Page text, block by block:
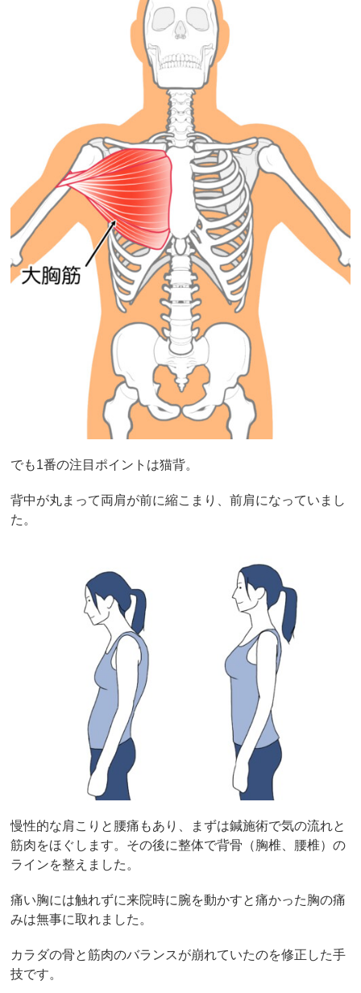
でも1番の注目ポイントは猫背。
背中が丸まって両肩が前に縮こまり、前肩になっていまし
た。
慢性的な肩こりと腰痛もあり、まずは鍼施術で気の流れと
筋肉をほぐします。その後に整体で背骨（胸椎、腰椎）の
ラインを整えました。
痛い胸には触れずに来院時に腕を動かすと痛かった胸の痛
みは無事に取れました。
カラダの骨と筋肉のバランスが崩れていたのを修正した手
技です。